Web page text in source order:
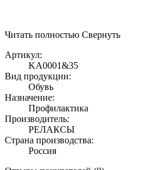
Читать полностью Свернуть
Артикул:
KA0001&35
Вид продукции:
Обувь
Назначение:
Профилактика
Производитель:
РЕЛАКСЫ
Страна производства:
Россия